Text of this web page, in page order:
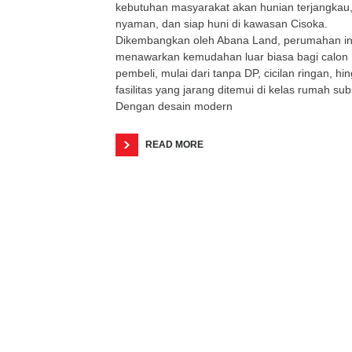
kebutuhan masyarakat akan hunian terjangkau,
nyaman, dan siap huni di kawasan Cisoka.
Dikembangkan oleh Abana Land, perumahan
menawarkan kemudahan luar biasa bagi calon
pembeli, mulai dari tanpa DP, cicilan ringan,
fasilitas yang jarang ditemui di kelas rumah
Dengan desain modern
READ MORE